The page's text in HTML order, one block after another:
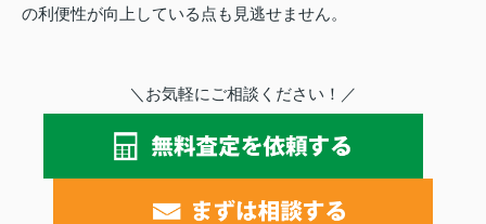
の利便性が向上している点も見逃せません。
＼お気軽にご相談ください！／